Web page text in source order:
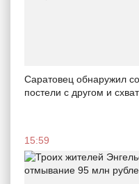
Саратовец обнаружил
постели с другом и
15:59